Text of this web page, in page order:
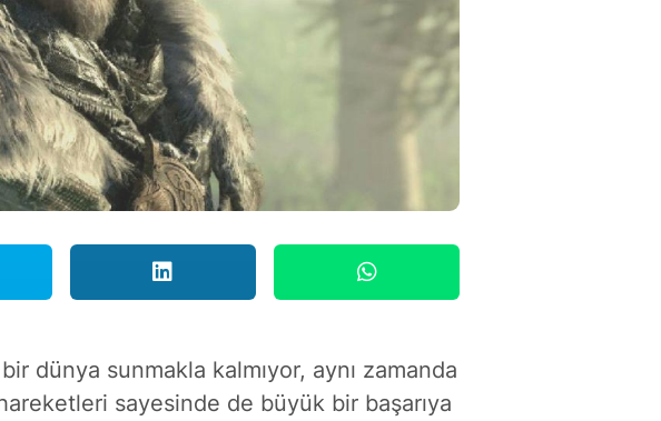
dünya sunmakla kalmıyor, aynı zamanda
sayesinde de büyük bir başarıya